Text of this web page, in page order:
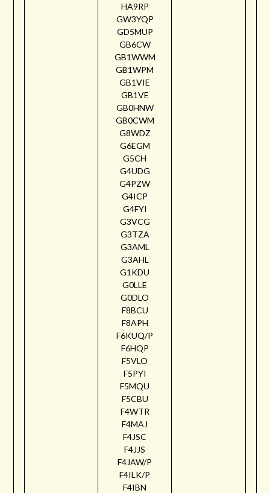
HA9RP
GW3YQP
GD5MUP
GB6CW
GB1WWM
GB1WPM
GB1VIE
GB1VE
GB0HNW
GB0CWM
G8WDZ
G6EGM
G5CH
G4UDG
G4PZW
G4ICP
G4FYI
G3VCG
G3TZA
G3AML
G3AHL
G1KDU
G0LLE
G0DLO
F8BCU
F8APH
F6KUQ/P
F6HQP
F5VLO
F5PYI
F5MQU
F5CBU
F4WTR
F4MAJ
F4JSC
F4JJS
F4JAW/P
F4ILK/P
F4IBN